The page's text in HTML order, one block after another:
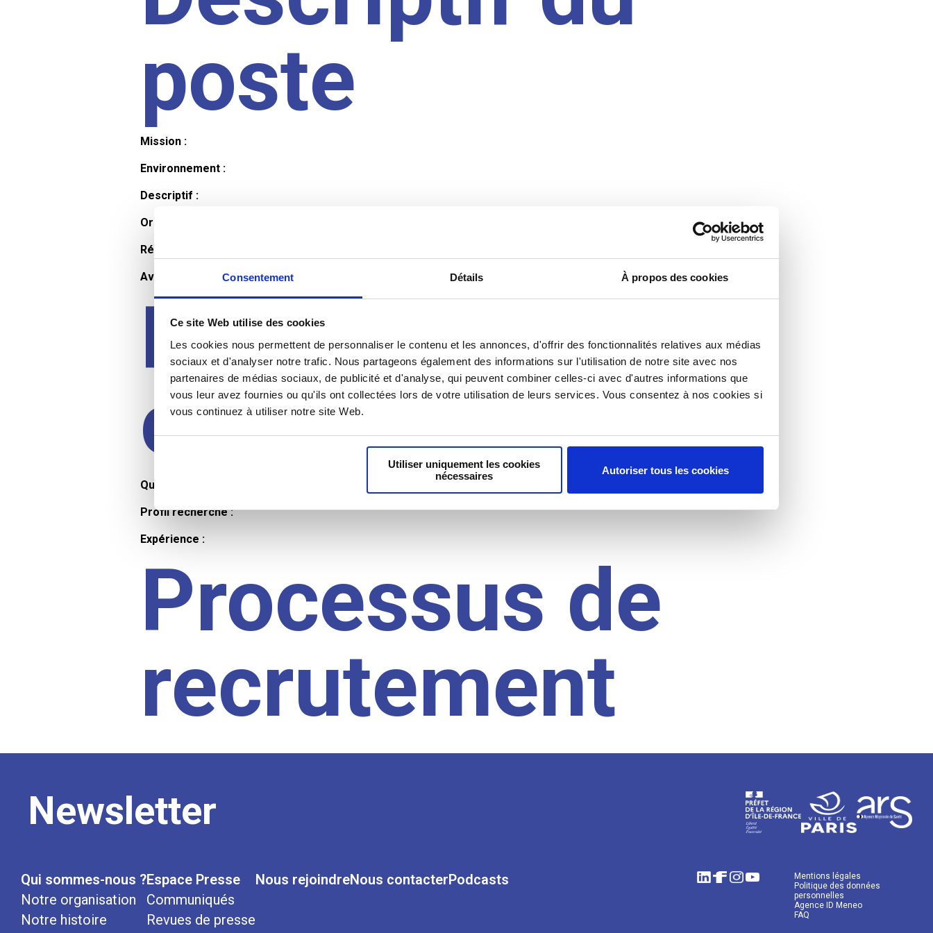
Consentement Détails À propos des cookies
Ce site Web utilise des cookies
Les cookies nous permettent de personnaliser le contenu et les annonces, d'offrir des fonctionnalités relatives aux médias
sociaux et d'analyser notre trafic. Nous partageons également des informations sur l'utilisation de notre site avec nos
partenaires de médias sociaux, de publicité et d'analyse, qui peuvent combiner celles-ci avec d'autres informations que
vous leur avez fournies ou qu'ils ont collectées lors de votre utilisation de leurs services. Vous consentez à nos cookies si
vous continuez à utiliser notre site Web.
Utiliser uniquement les cookies
nécessaires
Autoriser tous les cookies
poste
Mission :
Environnement :
Descriptif :
Organisation et horaires :
Rémunération :
Avantages :
Profil du
candidat
Qualifications et diplômes :
Profil recherché :
Expérience :
Processus de
recrutement
Newsletter
Qui sommes-nous ?
Notre organisation
Notre histoire
Espace Presse
Communiqués
Revues de presse
Nous rejoindreNous contacterPodcasts
Mentions légales
Politique des données
personnelles
Agence ID Meneo
FAQ